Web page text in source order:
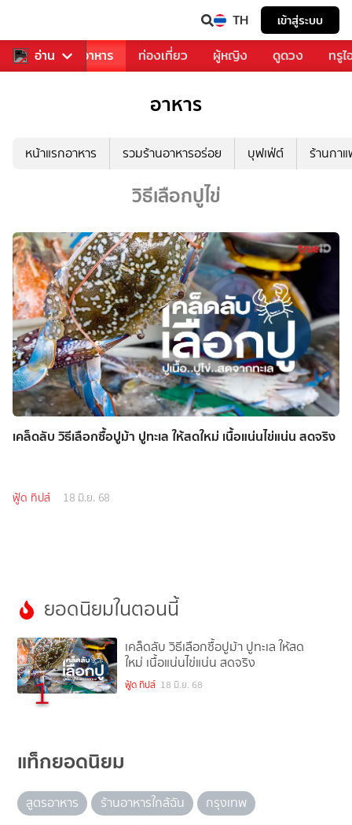
TH เข้าสู่ระบบ
อ่าน
การเพลง อาหาร ท่องเที่ยว ผู้หญิง ดูดวง ทรู
อาหาร
หน้าแรกอาหาร รวมร้านอาหารอร่อย บุฟเฟ่ต์ ร้านกา
วิธีเลือกปูไข่
เคล็ดลับ วิธีเลือกซื้อปูม้า ปูทะเล ให้สดใหม่ เนื้อแน่นไข่แน่น สดจริง
ฟู้ด ทิปส์ 18 มิ.ย. 68
ยอดนิยมในตอนนี้
1
เคล็ดลับ วิธีเลือกซื้อปูม้า ปูทะเล ให้สด
ใหม่ เนื้อแน่นไข่แน่น สดจริง
ฟู้ด ทิปส์ 18 มิ.ย. 68
แท็กยอดนิยม
สูตรอาหาร ร้านอาหารใกล้ฉัน
กรุงเทพ